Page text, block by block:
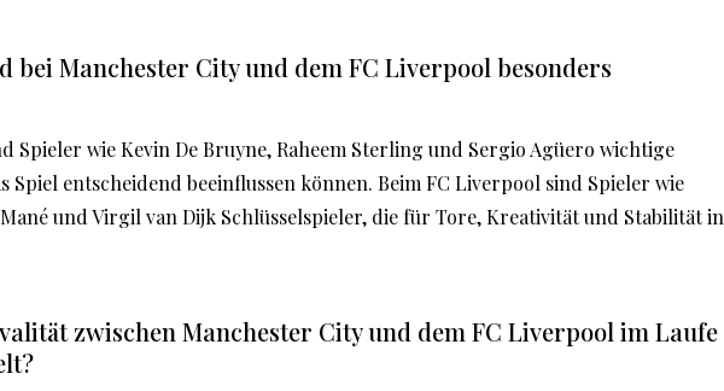
bei Manchester City und dem FC Liverpool besonders
Spieler wie Kevin De Bruyne, Raheem Sterling und Sergio Agüero wichtige
Spiel entscheidend beeinflussen können. Beim FC Liverpool sind Spieler wie
und Virgil van Dijk Schlüsselspieler, die für Tore, Kreativität und Stabilität in
zwischen Manchester City und dem FC Liverpool im Laufe